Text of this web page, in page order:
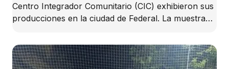
Centro Integrador Comunitario (CIC) exhibieron sus
producciones en la ciudad de Federal. La muestra…